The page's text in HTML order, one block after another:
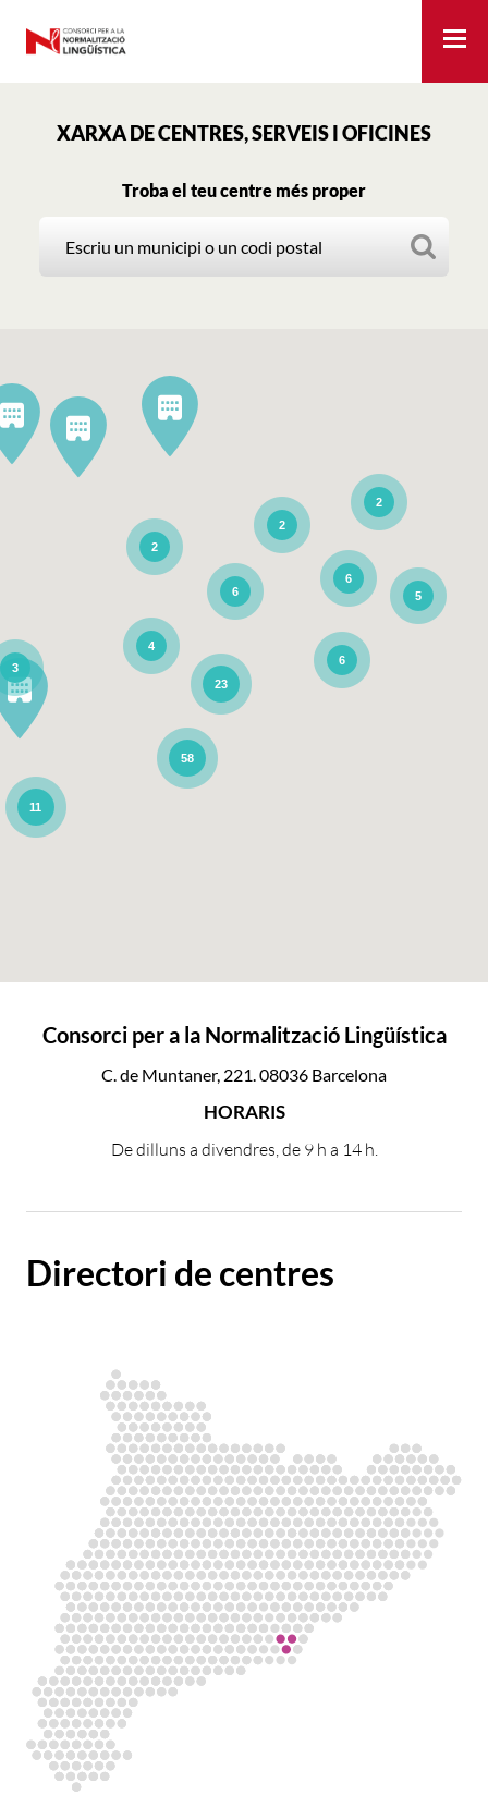
XARXA DE CENTRES, SERVEIS I OFICINES
centres
Troba el teu centre més proper
58
4
2
6
6
6
2
5
2
3
23
11
Consorci per a la Normalització Lingüística
C. de Muntaner, 221. 08036 Barcelona
HORARIS
De dilluns a divendres, de 9 h a 14 h.
Directori de centres